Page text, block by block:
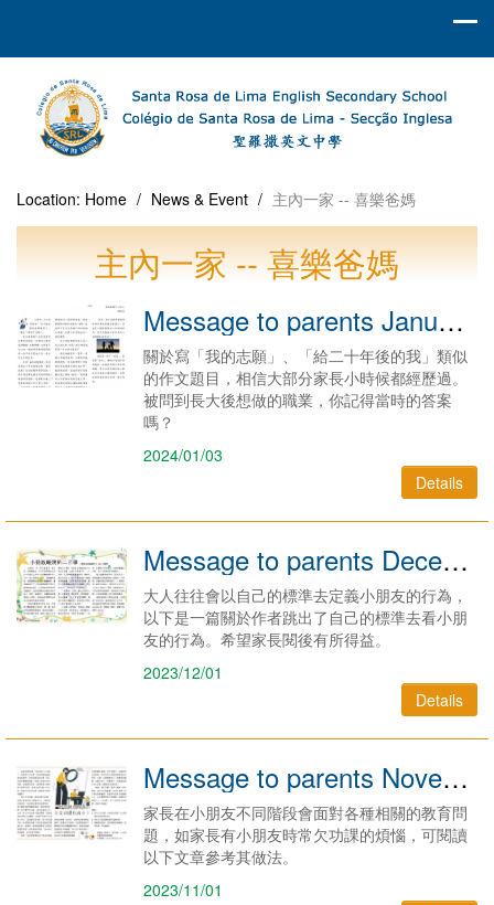
Location: Home / News & Event / 主內一家 -- 喜樂爸媽
主內一家 -- 喜樂爸媽
Message to parents January 2024
關於寫「我的志願」、「給二十年後的我」類似
的作文題目，相信大部分家長小時候都經歷過。
被問到長大後想做的職業，你記得當時的答案
嗎？
2024/01/03
Details
Message to parents December 2023
大人往往會以自己的標準去定義小朋友的行為，
以下是一篇關於作者跳出了自己的標準去看小朋
友的行為。希望家長閱後有所得益。
2023/12/01
Details
Message to parents November 2023
家長在小朋友不同階段會面對各種相關的教育問
題，如家長有小朋友時常欠功課的煩惱，可閱讀
以下文章參考其做法。
2023/11/01